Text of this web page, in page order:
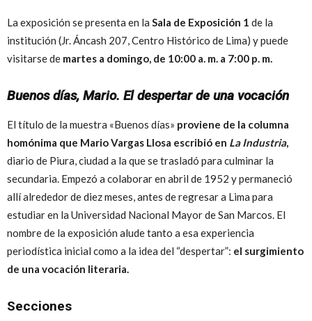
La exposición se presenta en la Sala de Exposición 1 de la
institución (Jr. Áncash 207, Centro Histórico de Lima) y puede
visitarse de martes a domingo, de 10:00 a. m. a 7:00 p. m.
Buenos días, Mario. El despertar de una vocación
El título de la muestra «Buenos días» proviene de la columna
homónima que Mario Vargas Llosa escribió en La Industria,
diario de Piura, ciudad a la que se trasladó para culminar la
secundaria. Empezó a colaborar en abril de 1952 y permaneció
allí alrededor de diez meses, antes de regresar a Lima para
estudiar en la Universidad Nacional Mayor de San Marcos. El
nombre de la exposición alude tanto a esa experiencia
periodística inicial como a la idea del “despertar”: el surgimiento
de una vocación literaria.
Secciones